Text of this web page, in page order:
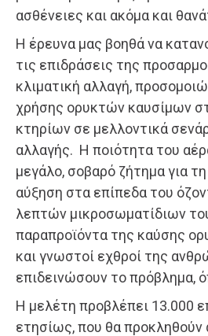
ασθένειες και ακόμα και
Η έρευνα μας βοηθά να
τις επιδράσεις της
κλιματική αλλαγή,
χρήσης ορυκτών καυσίμων
κτηρίων σε μελλοντικά
αλλαγής. Η ποιότητα του
μεγάλο, σοβαρό ζήτημα για τη
αύξηση στα επίπεδα του
λεπτών μικροσωματίδιων
παραπροϊόντα της καύσης
και γνωστοί εχθροί της
επιδεινώσουν το πρόβλημα,
Η μελέτη προβλέπει 13.000
ετησίως, που θα